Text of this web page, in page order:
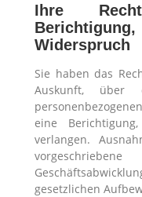
Ihre
Widerspruch
Sie haben das
Auskunft, über
eine
verlangen.
gesetzlichen